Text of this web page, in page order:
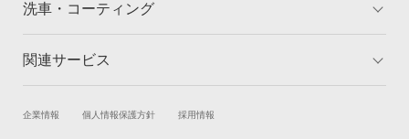
洗車・コーティング
トップ
コーティングとは コーティング診断
関連サービス
試乗・商談 新車購入
企業情報 個人情報保護方針 採用情報